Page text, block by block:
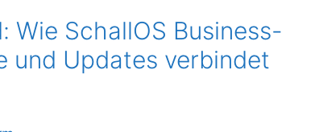
Wie SchallOS Business-
und Updates verbindet